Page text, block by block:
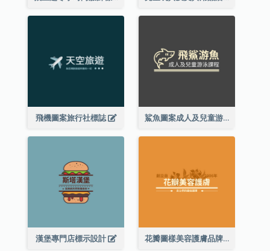
飛機圖案旅行社標誌 鯊魚圖案成人及兒童游泳課程標誌設計
漢堡專門店標示設計 花瓣圖樣美容護膚品牌標誌